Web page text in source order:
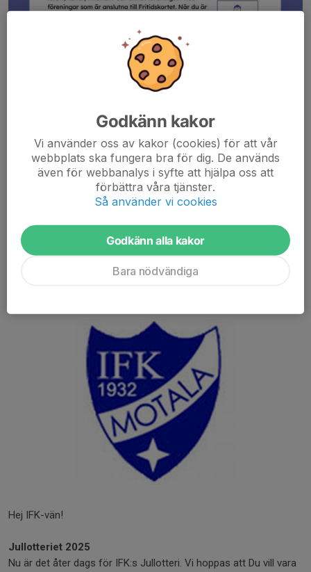
Var med stödj IFK Motala Fotboll och
Hej IFK-vän!
Jullotteriet 2025
Nu är det åter dags för IFK:s Jullotteri. Vi hoppas att Du vill vara
Godkänn kakor
Vi använder oss av kakor (cookies) för att vår
webbplats ska fungera bra för dig. De används
även för webbanalys i syfte att hjälpa oss att
förbättra våra tjänster.
Så använder vi cookies
Godkänn alla kakor
Bara nödvändiga